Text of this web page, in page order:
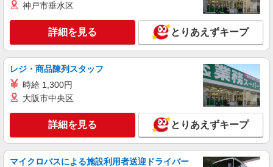
キープ 詳細を見る
神戸市垂水区
詳細を見る とりあえずキープ
レジ・商品陳列スタッフ
時給 1,300円
大阪市中央区
詳細を見る とりあえずキープ
マイクロバスによる施設利用者送迎ドライバー